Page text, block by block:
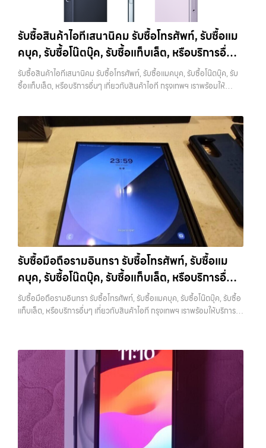
สำคัญคือแบตเตอรี่ ซึ่งสามารถตรวจสอบได้จากเมนู Battery Health หาก
เปอร์เซ็นต์ยังอยู่ในระดับสูง จะช่วยให้ได้ราคาดีกว่าเครื่องที่แบตเสื่อม ในบาง
กรณี การเปลี่ยนแบตก่อนขายอาจช่วยเพิ่มมูลค่าได้ แต่ควรคำนวณต้นทุนให้
ดีว่าคุ้มค่าหรือไม่ 6. เช็คราคาก่อนขายทุกครั้ง การรู้ราคาตลาดก่อนขายเป็น
สิ่งที่ช่วยให้คุณไม่เสียเปรียบ หลายคนขายโดยไม่เช็คข้อมูล ทำให้โดนกด
ราคามากกว่าที่ควรจะเป็น แนะนำให้ลองเปรียบเทียบราคาจากหลายแหล่ง
ทั้งร้านรับซื้อและช่องทางออนไลน์ เพื่อให้เห็นภาพรวมของราคาในตลาด
ครบช่วยเพิ่มราคา แม้จะไม่ใช่ปัจจัยหลัก แต่การมีอุปกรณ์ครบ เช่น กล่อง
สายชาร์จ หรืออุปกรณ์เสริม จะช่วยเพิ่มความน่าสนใจให้กับเครื่อง สำหรับ
บางรุ่น การมีกล่องครบอาจช่วยเพิ่มราคาได้พอสมควร เพราะผู้ซื้อสามารถ
นำไปขายต่อได้ง่ายขึ้น อย่างไรก็ตาม หากไม่มีอุปกรณ์เหล่านี้ ก็ยังสามารถ
ขายได้ตามปกติ เพียงแต่อาจไม่ได้ราคาสูงเท่ากับเครื่องที่มีครบ 8. เลือกช่อง
ทางการขายให้เหมาะกับตัวเอง การขาย iPhone มีหลายวิธี แต่ละวิธีก็มีข้อดี
และข้อจำกัดต่างกัน การขายเองผ่านแพลตฟอร์มออนไลน์อาจได้ราคาสูง
กว่า แต่ต้องใช้เวลาและมีความเสี่ยงในการเจอผู้ซื้อที่ไม่น่าเชื่อถือ การขายให้
ร้านรับซื้อจะสะดวกและรวดเร็ว แต่ควรเลือกร้านที่มีความน่าเชื่อถือและให้
ราคาตามสภาพจริง อีกทางเลือกหนึ่งคือการใช้บริการจำนำ ซึ่งเหมาะกับคน
ที่ต้องการเงินด่วนแต่ยังไม่อยากขายขาด โดยสามารถเลือกใช้บริการ…
ขึ้นราคารับซื้อ iPhone 12:iPhone 12 64GB รับซื้อได้ที่ 8,750 บาทราคา
กรุงเทพฯ ใกล้ “ใกล้ ฉัน” ที่สุด ในยุคที่สมาร์ทโฟน แท็บเล็ต และอุปกรณ์ไอที
ใหม่ๆ เปลี่ยนรุ่นกันแทบทุกช่วงเวลา อุปกรณ์ที่คุณใช้แล้วอาจกลายเป็นของ
ที่ไม่ได้ใช้งานอยู่เฉยๆ เว็บไซต์ของเราจึงเกิดขึ้นเพื่อเป็นทางเลือกให้คุณ
สามารถเปลี่ยนอุปกรณ์ที่ไม่ใช้แล้วให้กลายเป็นเงินสดได้ทันที ด้วยบริการ รับ
แท็บเล็ต, รับซื้อสินค้าไอทีกรุงเทพมหานคร อย่างครบวงจร ไม่ว่าคุณจะอยู่
โซนเมืองหรือเขตชานเมือง เรามีทีมงานพร้อมให้บริการถึงที่ในพื้นที่ “ใกล้
ว่าอุปกรณ์แต่ละชิ้นไม่ใช่แค่เครื่องใช้ไฟฟ้า แต่เป็นทรัพย์สินที่มีมูลค่า คุณอาจ
ต้องการเปลี่ยนรุ่น หรือต้องการเงินด่วน เราจึงมอบบริการประเมินสภาพ
เครื่อง ฟรี ปราบปรามความยุ่งยากทั้งหลาย โดยเน้น โปร่งใส มั่นใจได้ และ
จ่ายเงินทันทีเมื่อตกลงซื้อขายสำเร็จ บริการของเราครอบคลุมทั้ง iPhone
สายใหม่-เก่า, Samsung ทุกรุ่น, iPad และแท็บเล็ตทุกแบรนด์ เรารับถึงแม้
จะอยู่ในสภาพใช้งานแล้ว ตกแต่งแล้ว หรือมีรอยบ้าง เพราะมูลค่าของเครื่อง
ไม่ได้ขึ้นอยู่แค่ยี่ห้อ แต่ขึ้นอยู่กับสภาพจริง ความครบชุด และความสะดวกใน
การขายของคุณ เราจึงตั้งใจให้บริการในเขต ลาดพร้าว, รัชดา, บางรัก,
แจ้งวัฒนะ, บางแค, วัชรพล, รามอินทรา, บางนา, บางพลี, เกษตรนวมินทร์,
เสนานิคม, วังหิน อย่างเต็มที่ ไม่ว่าคุณจะค้นหาคำว่า “รับซื้อมือถือใกล้ฉัน”,
“รับซื้อโทรศัพท์มือสองกรุงเทพ”, “ขาย iPad ได้ราคา”, “รับซื้อแท็บเล็ต
กรุงเทพถึงที่”, หรือ “รับซื้อ Samsung มือสอง ราคาสูง” — ที่นี่คือคำตอบ
เพราะบริการของเรามุ่งตรงให้คุณได้รับราคาและความสะดวกสบายที่เหนือ
กว่า เลือกเราแล้วคุณจะได้บริการที่คุณไว้วางใจ พร้อมทีมงานที่พร้อม
ทั้งหมดนี้เพื่อให้การขายอุปกรณ์ของคุณเป็นเรื่องง่ายขึ้น ดีกว่า รวดเร็วกว่า
และคุ้มค่ากว่า ทำไมต้องเลือกเรา ผู้เชี่ยวชาญด้านการให้บริการ รับซื้อมือถือ
วัชรพล, รามอินทรา, รวมถึง บางนา, บางพลี, เกษตรนวมินทร์, เสนานิคม,
วังหินไม่ว่าคุณจะต้องการ รับซื้อโทรศัพท์, รับซื้อแมคบุค, รับซื้อโน๊ตบุ๊ค, รับ
ซื้อแท็บเล็ต, หรือบริการอื่นๆ เกี่ยวกับสินค้าไอที กรุงเทพฯ – เราพร้อมให้
บริการครบวงจร บริการของเรา เราให้บริการแบบครบวงจรสำหรับลูกค้าที่
ต้องการขายอุปกรณ์ไอที ไม่ว่าจะเป็น: รับซื้อไอโฟน ทุกรุ่น…
รับซื้อสินค้าไอทีเสนานิคม รับซื้อโทรศัพท์, รับซื้อแม
คบุค, รับซื้อโน๊ตบุ๊ค, รับซื้อแท็บเล็ต, หรือบริการอื่นๆ
เกี่ยวกับสินค้าไอที กรุงเทพฯ เราพร้อมให้บริการครบ
วงจร
รับซื้อสินค้าไอทีเสนานิคม รับซื้อโทรศัพท์, รับซื้อแมคบุค, รับซื้อโน๊ตบุ๊ค, รับ
ซื้อแท็บเล็ต, หรือบริการอื่นๆ เกี่ยวกับสินค้าไอที กรุงเทพฯ เราพร้อมให้
แจ้งวัฒนะ บางแค วัชรพล รามอินทรา รับซื้อสินค้าไอทีเสนานิคม — รับซื้อ
โทรศัพท์, รับซื้อแมคบุค, รับซื้อโน๊ตบุ๊ค, รับซื้อแท็บเล็ต, หรือบริการอื่นๆ เกี่ยว
กับสินค้าไอที กรุงเทพฯ เราพร้อมให้บริการครบวงจร รับซื้อสินค้าไอที
เสนานิคม รับซื้อโทรศัพท์, รับซื้อแมคบุค, รับซื้อโน๊ตบุ๊ค, รับซื้อแท็บเล็ต, หรือ
บริการอื่นๆ เกี่ยวกับสินค้าไอที กรุงเทพฯ… รับซื้อสินค้าไอทีเสนานิคม รับ
ซื้อ iPad และแท็บเล็ตทุกแบรนด์ ทุกสภาพ — ขอขายง่าย ได้เงินเร็ว
ประสบการณ์เหนือระดับกับการ รับซื้อไอโฟน, รับซื้อไอแพด, รับซื้อมือถือ
ยินดีต้อนรับสู่ “รับซื้อขายมือถือ.com” เว็บไซต์ที่คุณไว้วางใจได้ สำหรับ
บริการ รับซื้อ มือถือ iPhone, Samsung, iPad, แท็บเล็ต ทุกยี่ห้อ ให้ราคา
สูง พร้อมจ่ายเงินทันที ครอบคลุมพื้นที่ ลาดพร้าว, รัชดา, บางรัก,
แจ้งวัฒนะ, บางแค, วัชรพล, รามอินทรา และเขตกรุงเทพฯ ใกล้ “ใกล้ ฉัน”
ที่สุด ในยุคที่สมาร์ทโฟน แท็บเล็ต และอุปกรณ์ไอทีใหม่ๆ เปลี่ยนรุ่นกันแทบ
ทุกช่วงเวลา อุปกรณ์ที่คุณใช้แล้วอาจกลายเป็นของที่ไม่ได้ใช้งานอยู่เฉยๆ
เว็บไซต์ของเราจึงเกิดขึ้นเพื่อเป็นทางเลือกให้คุณสามารถเปลี่ยนอุปกรณ์ที่
ไม่ใช้แล้วให้กลายเป็นเงินสดได้ทันที ด้วยบริการ รับซื้อไอโฟน, รับซื้อไอแพด,
รับซื้อมือถือ, รับซื้อโทรศัพท์, รับซื้อโน๊ตบุ๊ค, รับซื้อแท็บเล็ต, รับซื้อสินค้าไอที
รวดเร็วที่สุด ที่ “รับซื้อขายมือถือ.com” เราเข้าใจดีว่าอุปกรณ์แต่ละชิ้นไม่ใช่
แค่เครื่องใช้ไฟฟ้า แต่เป็นทรัพย์สินที่มีมูลค่า คุณอาจต้องการเปลี่ยนรุ่น หรือ
ต้องการเงินด่วน เราจึงมอบบริการประเมินสภาพเครื่อง ฟรี ปราบปราม
ความยุ่งยากทั้งหลาย โดยเน้น โปร่งใส มั่นใจได้ และจ่ายเงินทันทีเมื่อตกลง
ซื้อขายสำเร็จ บริการของเราครอบคลุมทั้ง iPhone สายใหม่-เก่า,
Samsung ทุกรุ่น, iPad และแท็บเล็ตทุกแบรนด์ เรารับถึงแม้จะอยู่ในสภาพ
ใช้งานแล้ว ตกแต่งแล้ว หรือมีรอยบ้าง เพราะมูลค่าของเครื่องไม่ได้ขึ้นอยู่แค่
ยี่ห้อ แต่ขึ้นอยู่กับสภาพจริง ความครบชุด และความสะดวกในการขายของ
รับซื้อมือถือรามอินทรา รับซื้อโทรศัพท์, รับซื้อแม
คบุค, รับซื้อโน๊ตบุ๊ค, รับซื้อแท็บเล็ต, หรือบริการอื่นๆ
เกี่ยวกับสินค้าไอที กรุงเทพฯ เราพร้อมให้บริการครบ
วงจร
รับซื้อมือถือรามอินทรา รับซื้อโทรศัพท์, รับซื้อแมคบุค, รับซื้อโน๊ตบุ๊ค, รับซื้อ
แท็บเล็ต, หรือบริการอื่นๆ เกี่ยวกับสินค้าไอที กรุงเทพฯ เราพร้อมให้บริการ
บางแค วัชรพล รามอินทรา รับซื้อมือถือรามอินทรา — รับซื้อโทรศัพท์, รับ
ซื้อแมคบุค, รับซื้อโน๊ตบุ๊ค, รับซื้อแท็บเล็ต, หรือบริการอื่นๆ เกี่ยวกับสินค้า
ไอที กรุงเทพฯ เราพร้อมให้บริการครบวงจร รับซื้อมือถือรามอินทรา รับซื้อ
โทรศัพท์, รับซื้อแมคบุค, รับซื้อโน๊ตบุ๊ค, รับซื้อแท็บเล็ต, หรือบริการอื่นๆ เกี่ยว
กับสินค้าไอที กรุงเทพฯ… รับซื้อมือถือรามอินทรา รับซื้อ iPad และแท็บเล็ต
ทุกแบรนด์ ทุกสภาพ — ขอขายง่าย ได้เงินเร็ว ประสบการณ์เหนือระดับกับ
การ รับซื้อไอโฟน, รับซื้อไอแพด, รับซื้อมือถือ ยินดีต้อนรับสู่ “รับซื้อขายมือ
ถือ.com” เว็บไซต์ที่คุณไว้วางใจได้ สำหรับบริการ รับซื้อ มือถือ iPhone,